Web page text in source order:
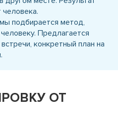
человека.
подбирается метод,
Предлагается
конкретный план на
ОТ